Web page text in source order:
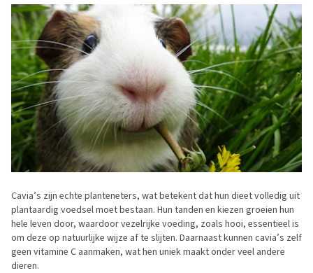
Cavia’s zijn echte planteneters, wat betekent dat hun dieet volledig uit
plantaardig voedsel moet bestaan. Hun tanden en kiezen groeien hun
hele leven door, waardoor vezelrijke voeding, zoals hooi, essentieel is
om deze op natuurlijke wijze af te slijten. Daarnaast kunnen cavia’s zelf
geen vitamine C aanmaken, wat hen uniek maakt onder veel andere
dieren.